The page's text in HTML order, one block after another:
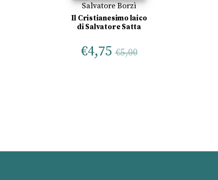
Salvatore Borzì
Il Cristianesimo laico
di Salvatore Satta
€4,75 €5,00